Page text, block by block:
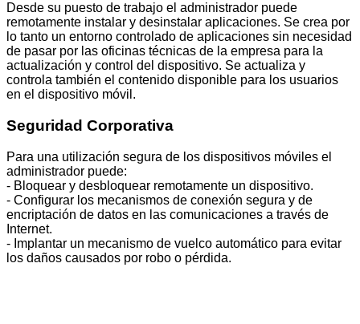
Desde su puesto de trabajo el administrador puede
remotamente instalar y desinstalar aplicaciones. Se crea por
lo tanto un entorno controlado de aplicaciones sin necesidad
de pasar por las oficinas técnicas de la empresa para la
actualización y control del dispositivo. Se actualiza y
controla también el contenido disponible para los usuarios
en el dispositivo móvil.
Seguridad Corporativa
Para una utilización segura de los dispositivos móviles el
administrador puede:
- Bloquear y desbloquear remotamente un dispositivo.
- Configurar los mecanismos de conexión segura y de
encriptación de datos en las comunicaciones a través de
Internet.
- Implantar un mecanismo de vuelco automático para evitar
los daños causados por robo o pérdida.